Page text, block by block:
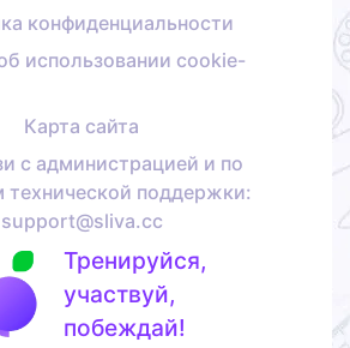
конфиденциальности
использовании cookie-
Карта сайта
с администрацией и по
технической поддержки:
support@sliva.cc
Тренируйся,
участвуй,
побеждай!